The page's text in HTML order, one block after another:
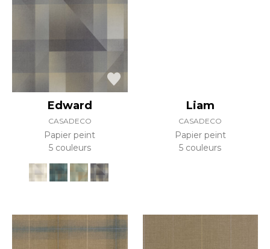
Edward
CASADECO
Papier peint
5 couleurs
Liam
CASADECO
Papier peint
5 couleurs